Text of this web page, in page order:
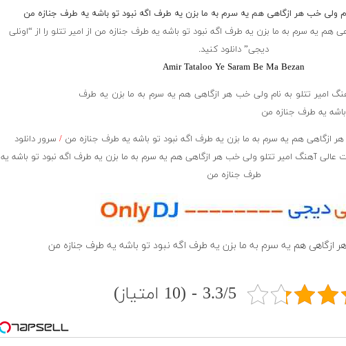
ولی خب هر ازگاهی هم یه سرم به ما بزن یه طرف اگه نبود تو باشه یه طرف جنازه من
هم یه سرم به ما بزن یه طرف اگه نبود تو باشه یه طرف جنازه من از امیر تتلو را از “اونلی
دیجی” دانلود کنید.
Amir Tataloo Ye Saram Be Ma Bezan
هم یه سرم به ما بزن یه طرف اگه نبود تو باشه یه طرف جنازه من /سرور دانلود
عالی آهنگ امیر تتلو ولی خب هر ازگاهی هم یه سرم به ما بزن یه طرف اگه نبود تو باشه یه
طرف جنازه من
ازگاهی هم یه سرم به ما بزن یه طرف اگه نبود تو باشه یه طرف جنازه من
3.3/5 - (10 امتیاز)